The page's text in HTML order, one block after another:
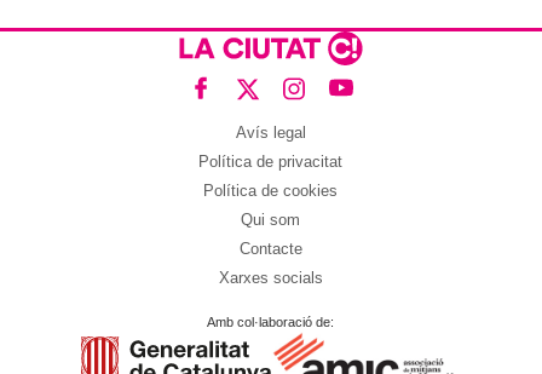
Avís legal
Política de privacitat
Política de cookies
Qui som
Contacte
Xarxes socials
Amb col·laboració de: